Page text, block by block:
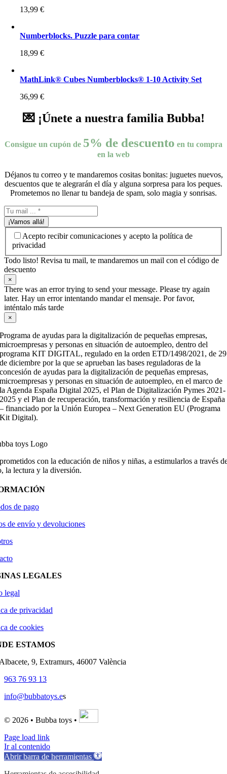
13,99€
Numberblocks. Puzzle para contar
18,99€
MathLink® Cubes Numberblocks® 1-10 Activity Set
36,99€
💌 ¡Únete a nuestra familia Bubba!
Consigue un cupón de 5% de descuento en tu compra
en la web
Déjanos tu correo y te mandaremos cositas bonitas: juguetes nuevos,
descuentos que te alegrarán el día y alguna sorpresa para los peques.
Prometemos no llenar tu bandeja de spam, solo magia y sonrisas.
¡Vamos allá!
Acepto recibir comunicaciones y acepto la política de
privacidad
Todo listo! Revisa tu mail, te mandaremos un mail con el código de
descuento
×
There was an error trying to send your message. Please try again
later. Hay un error intentando mandar el mensaje. Por favor,
inténtalo más tarde
×
Programa de ayudas para la digitalización de pequeñas empresas,
microempresas y personas en situación de autoempleo, dentro del
programa KIT DIGITAL, regulado en la orden ETD/1498/2021, de 29
de diciembre por la que se aprueban las bases reguladoras de la
concesión de ayudas para la digitalización de pequeñas empresas,
microempresas y personas en situación de autoempleo, en el marco de
la Agenda España Digital 2025, el Plan de Digitalización Pymes 2021-
2025 y el Plan de recuperación, transformación y resiliencia de España
– financiado por la Unión Europea – Next Generation EU (Programa
Kit Digital).
con la educación de niños y niñas, a estimularlos a través
la lectura y la diversión.
de pago
de envío y devoluciones
LEGALES
legal
de privacidad
de cookies
ESTAMOS
9, Extramurs, 46007 València
963 76 93 13
info@bubbatoys.es
© 2026 • Bubba toys •
Page load link
Ir al contenido
Abrir barra de herramientas